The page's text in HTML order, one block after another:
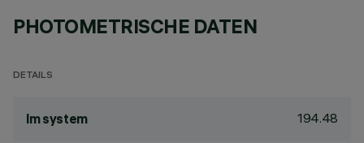
PHOTOMETRISCHE DATEN
DETAILS
lm system 194.48